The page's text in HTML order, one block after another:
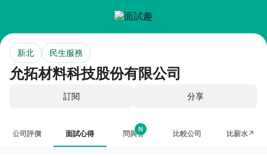
允拓材料科技股份有限公司
新北 民生服務
訂閱 分享
公司評價 面試心得 問與答
N
比較公司 比薪水↗